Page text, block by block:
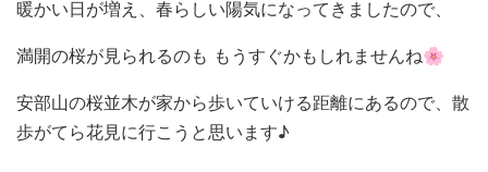
暖かい日が増え、春らしい陽気になってきましたので、
満開の桜が見られるのも もうすぐかもしれませんね🌸
安部山の桜並木が家から歩いていける距離にあるので、散
歩がてら花見に行こうと思います♪